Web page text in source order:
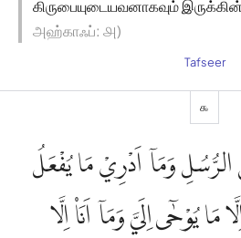
கிருபையுடையவனாகவும்
அஹ்காஃப்: ௮)
Tafseer
௯
وَمَآ اَدْرِيْ مَا يُفْعَلُ
مَا يُوْحٰٓى اِلَيَّ وَمَآ اَنَا۠ اِلَّا